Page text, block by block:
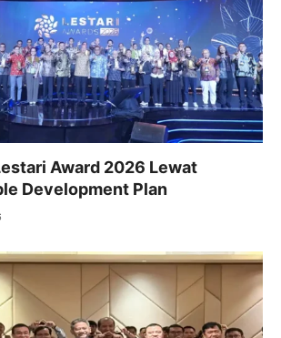
Award 2026 Lewat
Development Plan